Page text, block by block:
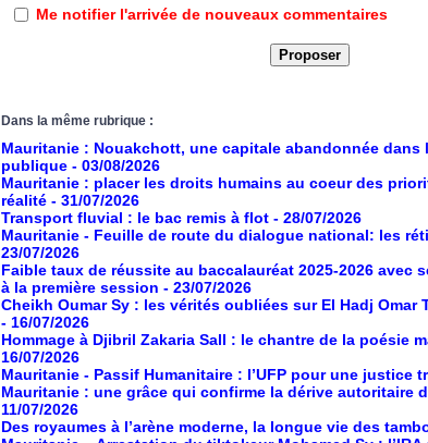
Me notifier l'arrivée de nouveaux commentaires
Dans la même rubrique :
Mauritanie : Nouakchott, une capitale abandonnée
publique - 03/08/2026
Mauritanie : placer les droits humains au coeur des
réalité - 31/07/2026
Transport fluvial : le bac remis à flot - 28/07/2026
Mauritanie - Feuille de route du dialogue national: les
23/07/2026
Faible taux de réussite au baccalauréat 2025-2026 avec
à la première session - 23/07/2026
Cheikh Oumar Sy : les vérités oubliées sur El Hadj Omar
- 16/07/2026
Hommage à Djibril Zakaria Sall : le chantre de la poésie
16/07/2026
Mauritanie - Passif Humanitaire : l’UFP pour une justice
Mauritanie : une grâce qui confirme la dérive autoritaire
11/07/2026
Des royaumes à l’arène moderne, la longue vie des